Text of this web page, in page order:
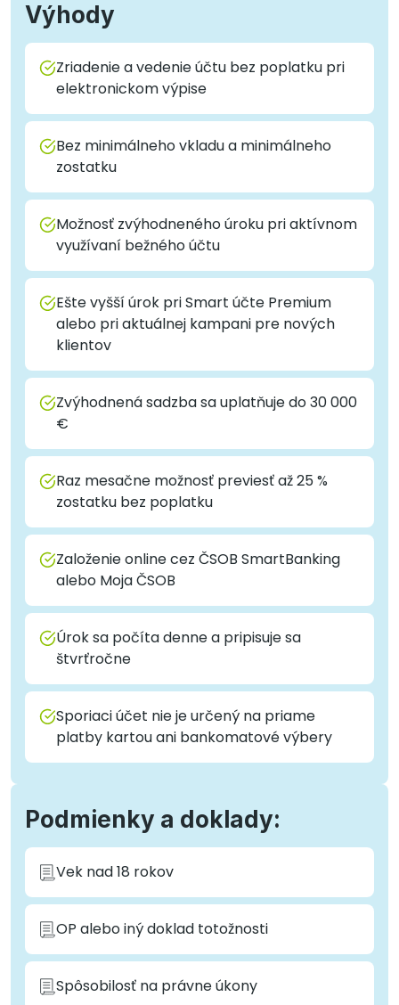
Výhody
Zriadenie a vedenie účtu bez poplatku pri
elektronickom výpise
Bez minimálneho vkladu a minimálneho
zostatku
Možnosť zvýhodneného úroku pri aktívnom
využívaní bežného účtu
Ešte vyšší úrok pri Smart účte Premium
alebo pri aktuálnej kampani pre nových
klientov
Zvýhodnená sadzba sa uplatňuje do 30 000
€
Raz mesačne možnosť previesť až 25 %
zostatku bez poplatku
Založenie online cez ČSOB SmartBanking
alebo Moja ČSOB
Úrok sa počíta denne a pripisuje sa
štvrťročne
Sporiaci účet nie je určený na priame
platby kartou ani bankomatové výbery
Podmienky a doklady:
Vek nad 18 rokov
OP alebo iný doklad totožnosti
Spôsobilosť na právne úkony